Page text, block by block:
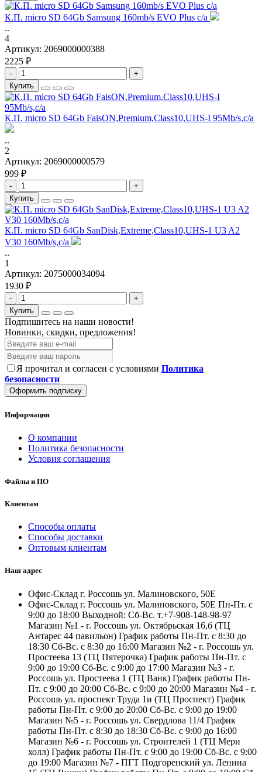
К.П. micro SD 64Gb Samsung 160mb/s EVO Plus с/а
..
4
Артикул: 2069000000388
2225 ₽
-
+
Купить
К.П. micro SD 64Gb FaisON,Premium,Class10,UHS-I 95Mb/s,c/а
..
2
Артикул: 2069000000579
999 ₽
-
+
Купить
К.П. micro SD 64Gb SanDisk,Extreme,Class10,UHS-1 U3 A2
V30 160Mb/s,с/а
..
1
Артикул: 2075000034094
1930 ₽
-
+
Купить
Подпишитесь на наши новости!
Новинки, скидки, предложения!
Я прочитал и согласен с условиями Политика
безопасности
Оформить подписку
Информация
О компании
Политика безопасности
Условия соглашения
Файлы и ПО
Клиентам
Способы оплаты
Способы доставки
Оптовым клиентам
Наш адрес
Офис-Склад г. Россошь ул. Малиновского, 50Е
Офис-Склад г. Россошь ул. Малиновского, 50Е Пн-Пт. с
9:00 до 18:00 Выходной: Сб-Вс. т.+7-908-148-98-97
Магазин №1 - г. Россошь ул. Октябрьская 16,б (ТЦ
Антарес 44 павильон) График работы Пн-Пт. с 8:30 до
18:30 Сб-Вс. с 8:30 до 16:00 Магазин №2 - г. Россошь ул.
Простеева 13 (ТЦ Пятерочка) График работы Пн-Пт. с
9:00 до 19:00 Сб-Вс. с 9:00 до 17:00 Магазин №3 - г.
Россошь ул. Простеева 1 (ТЦ Ванк) График работы Пн-
Пт. с 9:00 до 20:00 Сб-Вс. с 9:00 до 20:00 Магазин №4 - г.
Россошь ул. проспект Труда 1и (ТЦ Проспект) График
работы Пн-Пт. с 9:00 до 20:00 Сб-Вс. с 9:00 до 19:00
Магазин №5 - г. Россошь ул. Свердлова 11/4 График
работы Пн-Пт. с 8:30 до 18:30 Сб-Вс. с 9:00 до 16:00
Магазин №6 - г. Россошь ул. Строителей 1 (ТЦ Мери
холл) График работы Пн-Пт. с 9:00 до 19:00 Сб-Вс. с 9:00
до 19:00 Магазин №7 - ПГТ Подгоренский ул. Ленина